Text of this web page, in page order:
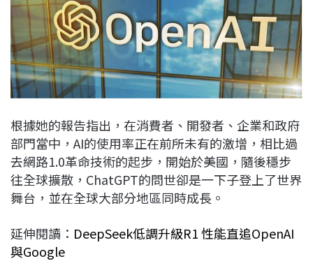
根據她的報告指出，在消費者、開發者、企業和政府
部門當中，AI的使用率正在前所未有的激增，相比過
去網路1.0革命技術的起步，開始於美國，隨後穩步
往全球擴散，ChatGPT的問世卻是一下子登上了世界
舞台，並在全球大部分地區同時成長。
延伸閱讀： DeepSeek低調升級R1 性能直追OpenAI
與Google